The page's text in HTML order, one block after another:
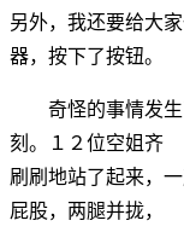
另外，我还要给大
器，按下了按钮。
奇怪的事情发生
刻。１２位空姐齐
刷刷地站了起来，
屁股，两腿并拢，